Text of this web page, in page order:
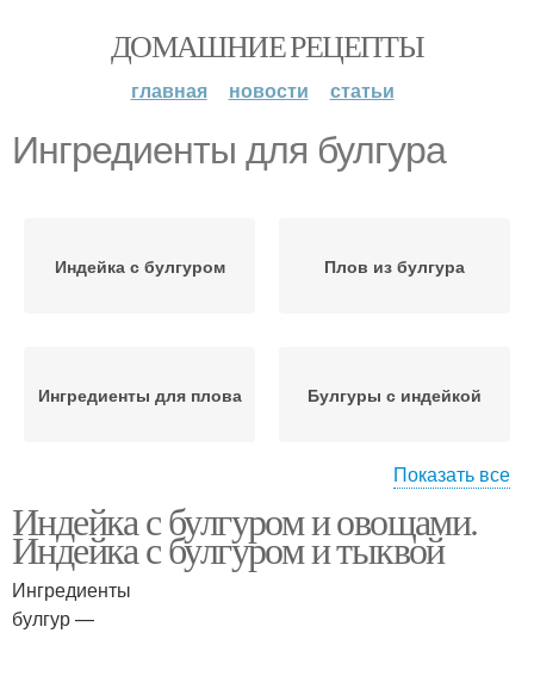
ДОМАШНИЕ РЕЦЕПТЫ
главная новости статьи
Ингредиенты для булгура
Индейка с булгуром Плов из булгура
Ингредиенты для плова Булгуры с индейкой
Булгуры с овощами
Показать все
Индейка с булгуром и овощами.
Индейка с булгуром и тыквой
Ингредиенты
булгур —